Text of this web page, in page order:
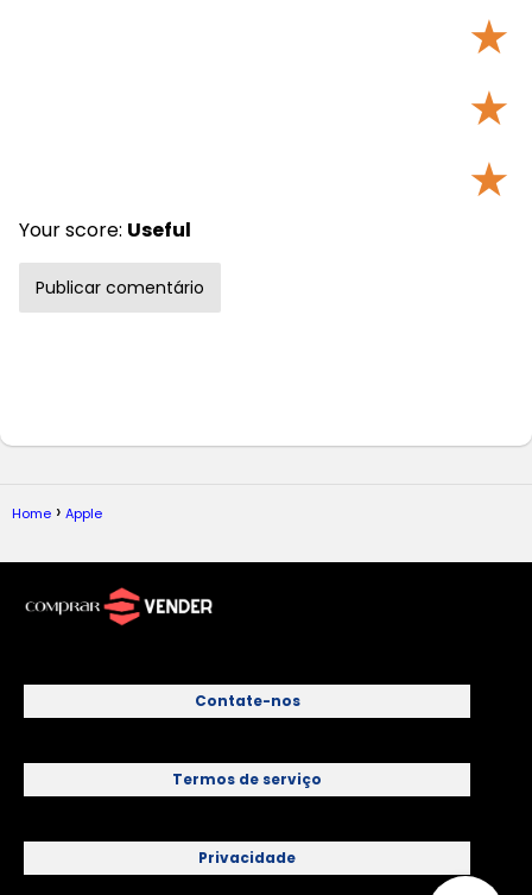
★
★
★
Your score: Useful
Home Apple
Contate-nos
Termos de serviço
Privacidade